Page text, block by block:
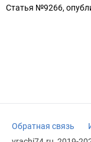
Статья №9266,
Обратная связь